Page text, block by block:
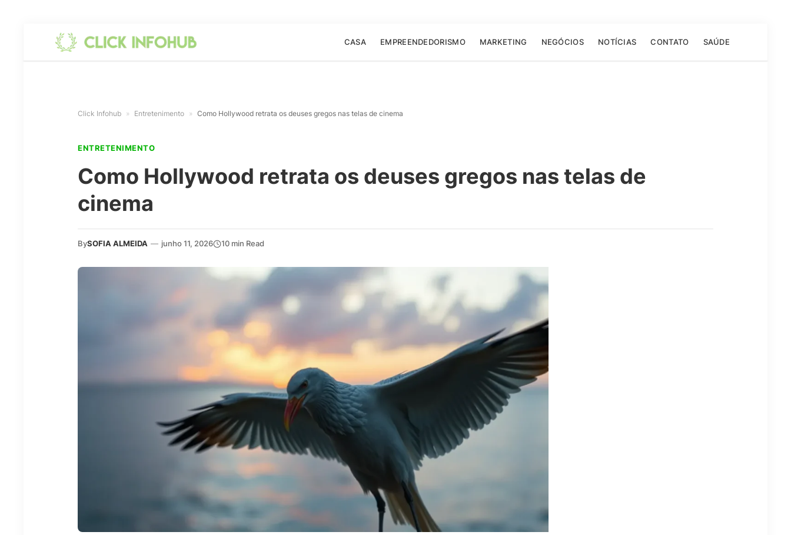
CASA EMPREENDEDORISMO MARKETING NEGÓCIOS NOTÍCIAS CONTATO SAÚDE
Click Infohub » Entretenimento » Como Hollywood retrata os deuses gregos nas telas de cinema
ENTRETENIMENTO
Como Hollywood retrata os deuses gregos nas telas de
cinema
BySOFIA ALMEIDA — junho 11, 2026 10 min Read